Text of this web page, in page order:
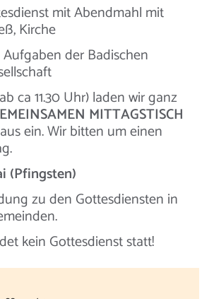
mit Abendmahl mit
Kirche
der Badischen
ca 11.30 Uhr) laden wir ganz
MITTAGSTISCH
ein. Wir bitten um einen
(Pfingsten)
zu den Gottesdiensten in
kein Gottesdienst statt!